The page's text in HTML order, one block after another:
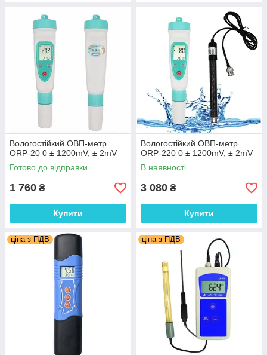
Вологостійкий ОВП-метр
ORP-20 0 ± 1200mV; ± 2mV
Готово до відправки
1 760 ₴
Купити
Вологостійкий ОВП-метр
ORP-220 0 ± 1200mV; ± 2mV
В наявності
3 080 ₴
Купити
ціна з ПДВ ціна з ПДВ